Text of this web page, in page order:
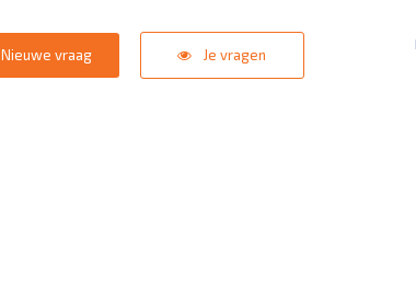
Nieuwe vraag Je vragen